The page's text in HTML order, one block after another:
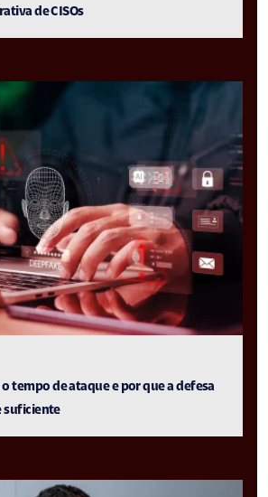
de CISOs
tempo de ataque e por que a defesa
suficiente